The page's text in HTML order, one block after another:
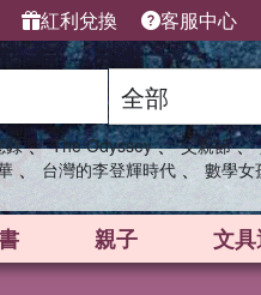
紅利兌換 客服中心
錄 、 The Odyssey 、 父親節 、
、 台灣的李登輝時代 、 數學女
親子 文